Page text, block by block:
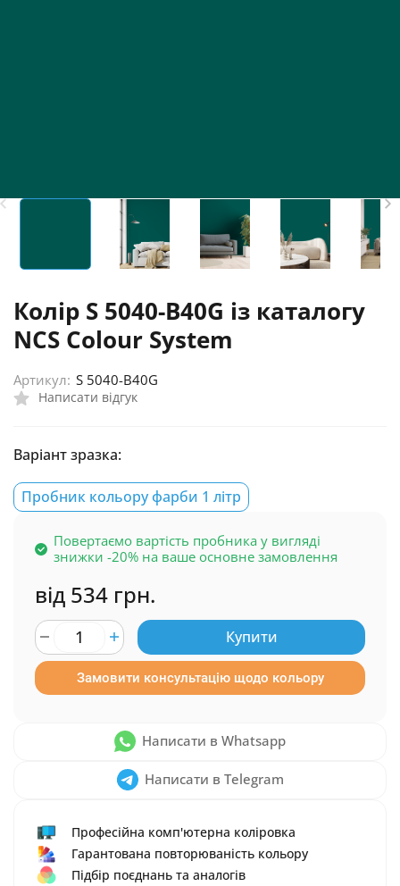
Колір S 5040-B40G із каталогу
NCS Colour System
Написати відгук
Артикул: S 5040-B40G
Варіант зразка:
Пробник кольору фарби 1 літр
Повертаємо вартість пробника у вигляді
знижки -20% на ваше основне замовлення
від 534 грн.
Купити
Замовити консультацію щодо кольору
Написати в Whatsapp
Написати в Telegram
Професійна комп'ютерна коліровка
Гарантована повторюваність кольору
Підбір поєднань та аналогів